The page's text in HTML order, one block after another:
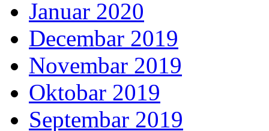
Januar 2020
Decembar 2019
Novembar 2019
Oktobar 2019
Septembar 2019